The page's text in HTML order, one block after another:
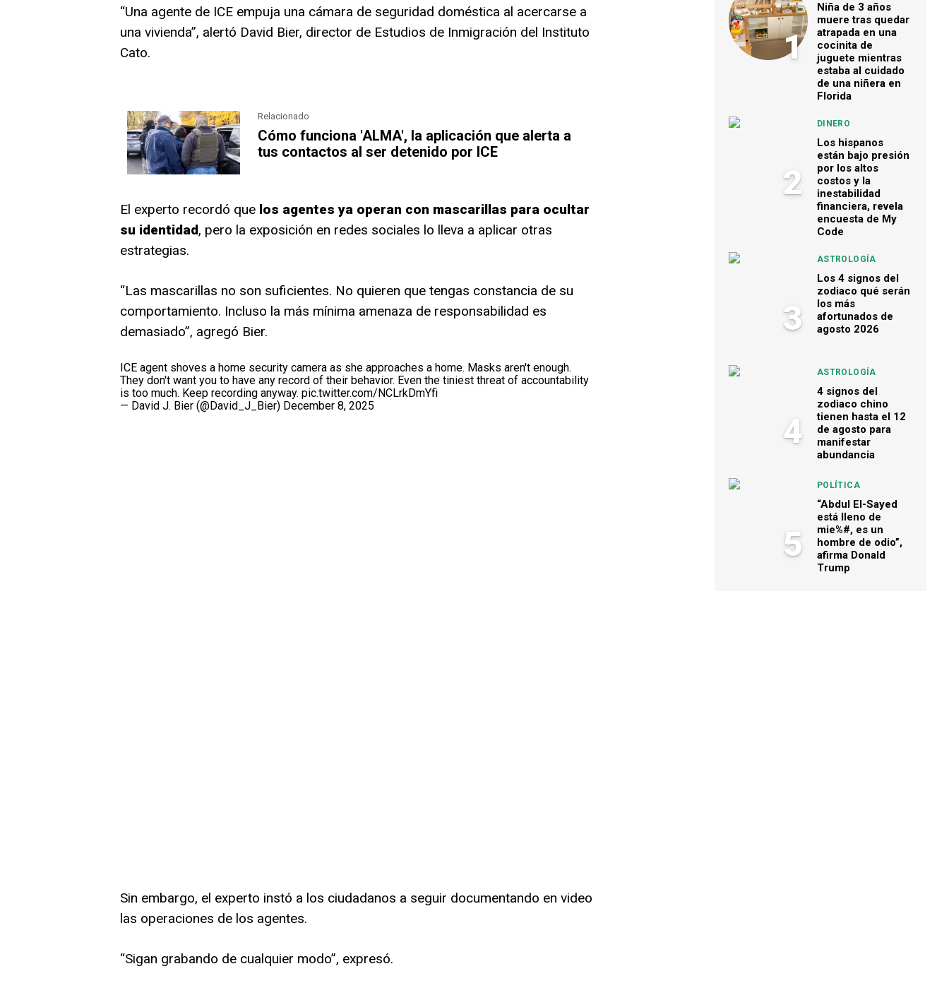
“Una agente de ICE empuja una cámara de seguridad doméstica al acercarse a
una vivienda”, alertó David Bier, director de Estudios de Inmigración del Instituto
Cato.
Relacionado
Cómo funciona 'ALMA', la aplicación que alerta a
tus contactos al ser detenido por ICE
El experto recordó quelos agentes ya operan con mascarillas para ocultar
su identidad, pero la exposición en redes sociales lo lleva a aplicar otras
estrategias.
“Las mascarillas no son suficientes. No quieren que tengas constancia de su
comportamiento. Incluso la más mínima amenaza de responsabilidad es
demasiado”, agregó Bier.
ICE agent shoves a home security camera as she approaches a home. Masks aren't enough.
They don't want you to have any record of their behavior. Even the tiniest threat of accountability
is too much. Keep recording anyway. pic.twitter.com/NCLrkDmYfi
— David J. Bier (@David_J_Bier) December 8, 2025
Sin embargo, el experto instó a los ciudadanos a seguir documentando en video
las operaciones de los agentes.
“Sigan grabando de cualquier modo”, expresó.
1
Niña de 3 años
muere tras quedar
atrapada en una
cocinita de
juguete mientras
estaba al cuidado
de una niñera en
Florida
2
DINERO
Los hispanos
están bajo presión
por los altos
costos y la
inestabilidad
financiera, revela
encuesta de My
Code
3
ASTROLOGÍA
Los 4 signos del
zodiaco qué serán
los más
afortunados de
agosto 2026
4
ASTROLOGÍA
4 signos del
zodiaco chino
tienen hasta el 12
de agosto para
manifestar
abundancia
5
POLÍTICA
“Abdul El-Sayed
está lleno de
mie%#, es un
hombre de odio”,
afirma Donald
Trump